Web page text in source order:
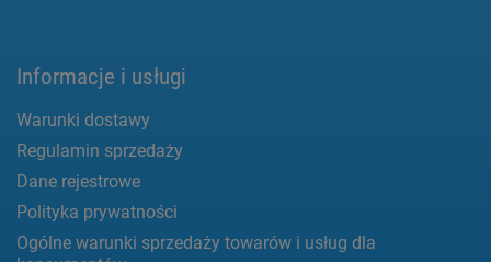
Informacje i usługi
Warunki dostawy
Regulamin sprzedaży
Dane rejestrowe
Polityka prywatności
Ogólne warunki sprzedaży towarów i usług dla